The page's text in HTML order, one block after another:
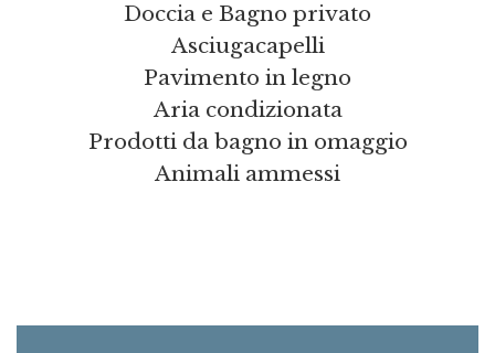
Doccia e Bagno privato
Asciugacapelli
Pavimento in legno
Aria condizionata
Prodotti da bagno in omaggio
Animali ammessi